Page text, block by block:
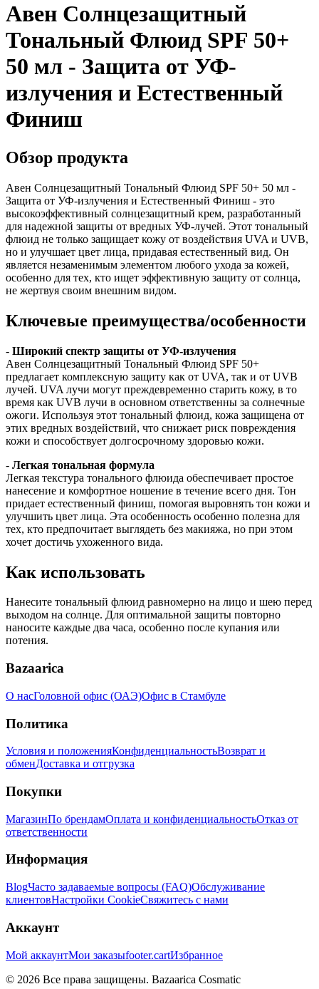
Авен Солнцезащитный
Тональный Флюид SPF 50+
50 мл - Защита от УФ-
излучения и Естественный
Финиш
Обзор продукта
Авен Солнцезащитный Тональный Флюид SPF 50+ 50 мл -
Защита от УФ-излучения и Естественный Финиш - это
высокоэффективный солнцезащитный крем, разработанный
для надежной защиты от вредных УФ-лучей. Этот тональный
флюид не только защищает кожу от воздействия UVA и UVB,
но и улучшает цвет лица, придавая естественный вид. Он
является незаменимым элементом любого ухода за кожей,
особенно для тех, кто ищет эффективную защиту от солнца,
не жертвуя своим внешним видом.
Ключевые преимущества/особенности
- Широкий спектр защиты от УФ-излучения
Авен Солнцезащитный Тональный Флюид SPF 50+
предлагает комплексную защиту как от UVA, так и от UVB
лучей. UVA лучи могут преждевременно старить кожу, в то
время как UVB лучи в основном ответственны за солнечные
ожоги. Используя этот тональный флюид, кожа защищена от
этих вредных воздействий, что снижает риск повреждения
кожи и способствует долгосрочному здоровью кожи.
- Легкая тональная формула
Легкая текстура тонального флюида обеспечивает простое
нанесение и комфортное ношение в течение всего дня. Тон
придает естественный финиш, помогая выровнять тон кожи и
улучшить цвет лица. Эта особенность особенно полезна для
тех, кто предпочитает выглядеть без макияжа, но при этом
хочет достичь ухоженного вида.
Как использовать
Нанесите тональный флюид равномерно на лицо и шею перед
выходом на солнце. Для оптимальной защиты повторно
наносите каждые два часа, особенно после купания или
потения.
Bazaarica
О насГоловной офис (ОАЭ)Офис в Стамбуле
Политика
Условия и положенияКонфиденциальностьВозврат и
обменДоставка и отгрузка
Покупки
МагазинПо брендамОплата и конфиденциальностьОтказ от
ответственности
Информация
BlogЧасто задаваемые вопросы (FAQ)Обслуживание
клиентовНастройки CookieСвяжитесь с нами
Аккаунт
Мой аккаунтМои заказыfooter.cartИзбранное
© 2026 Все права защищены. Bazaarica Cosmatic